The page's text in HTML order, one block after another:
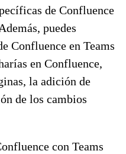
de Confluence
puedes
Confluence en Teams
en Confluence,
la adición de
de los cambios
con Teams